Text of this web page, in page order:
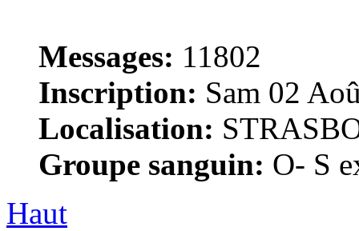
Messages: 11802
Inscription: Sam 02
Localisation:
Groupe sanguin: O- S
Haut